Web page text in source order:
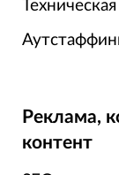
Реклама,
контент